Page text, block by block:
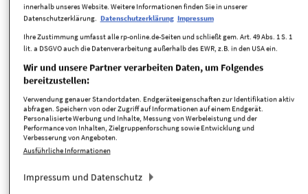
Wohnfläche
Zimmer
Suche anpassen
innerhalb unseres Website. Weitere Informationen finden Sie in unserer
Datenschutzerklärung. Datenschutzerklärung Impressum
Ihre Zustimmung umfasst alle rp-online.de-Seiten und schließt gem. Art. 49 Abs. 1 S. 1
lit. a DSGVO auch die Datenverarbeitung außerhalb des EWR, z.B. in den USA ein.
Wir und unsere Partner verarbeiten Daten, um Folgendes
bereitzustellen:
Verwendung genauer Standortdaten. Endgeräteeigenschaften zur Identifikation aktiv
abfragen. Speichern von oder Zugriff auf Informationen auf einem Endgerät.
Personalisierte Werbung und Inhalte, Messung von Werbeleistung und der
Performance von Inhalten, Zielgruppenforschung sowie Entwicklung und
Verbesserung von Angeboten.
Ausführliche Informationen
Impressum und Datenschutz